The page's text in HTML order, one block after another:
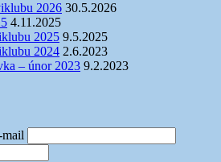
2026 30.5.2026
4.11.2025
2025 9.5.2025
2024 2.6.2023
– únor 2023 9.2.2023